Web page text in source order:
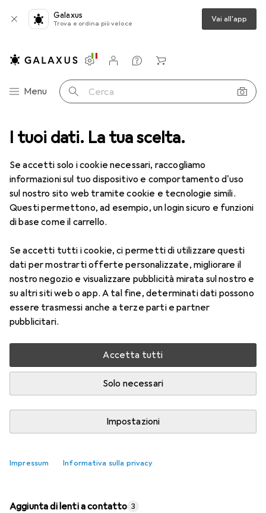
I tuoi dati. La tua scelta.
Se accetti solo i cookie necessari, raccogliamo
informazioni sul tuo dispositivo e comportamento d'uso
sul nostro sito web tramite cookie e tecnologie simili.
Questi permettono, ad esempio, un login sicuro e funzioni
di base come il carrello.
Se accetti tutti i cookie, ci permetti di utilizzare questi
dati per mostrarti offerte personalizzate, migliorare il
nostro negozio e visualizzare pubblicità mirata sul nostro e
su altri siti web o app. A tal fine, determinati dati possono
essere trasmessi anche a terze parti e partner
pubblicitari.
Accetta tutti
Solo necessari
Impostazioni
Impressum Informativa sulla privacy
Galaxus
Trova e ordina più veloce Vai all'app
Categoria Navigazione
Menu Cerca
Impostazioni
Conto cliente
Liste di confronto
Liste dei desideri
Carrello
Ottica Lenti a contatto Air Optix più HydraGlyde Multifocal
1 Immagine
Air Optix più HydraGlyde Multifocal
-3, Obiettivo mensile, 6 pz., Multifocale
Prezzo in EUR IVA incl.
EUR
54,04 EUR
9,–/1pz.
9
Valutazioni
Consegna tra ven, 14/8 e mar, 18/8
Più di 10 pezzi in stock presso il fornitore
Confronta Salva nella lista
spedizione gratuita
Aggiunta di lenti a contatto 3